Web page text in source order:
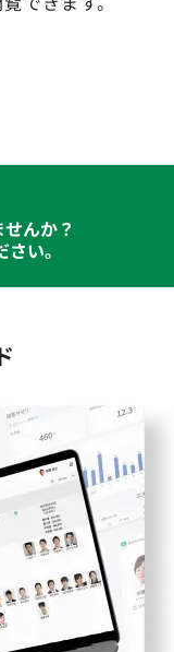
んか？
さい｡